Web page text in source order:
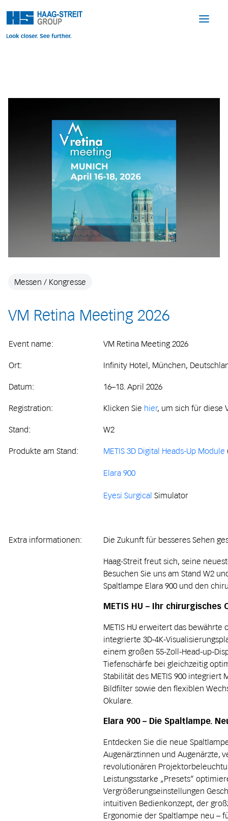
Messen / Kongresse
VM Retina Meeting 2026
Event name: VM Retina Meeting 2026
Ort: Infinity Hotel, München,
Datum: 16–18. April 2026
Registration: Klicken Sie hier, um sich für diese
Stand: W2
Produkte am Stand: METIS 3D Digital Heads-Up Module
Elara 900
Eyesi Surgical Simulator
Extra informationen: Die Zukunft für besseres Sehen
Haag-Streit freut sich, seine
Besuchen Sie uns am Stand W2
Spaltlampe Elara 900 und den
METIS HU – Ihr chirurgisches
METIS HU erweitert das bewährte
integrierte 3D-4K-
einem großen 55-Zoll-Head-up-
Tiefenschärfe bei gleichzeitig
Stabilität des METIS 900 integriert
Bildfilter sowie den flexiblen
Okulare.
Elara 900 – Die Spaltlampe.
Entdecken Sie die neue
Augenärztinnen und Augenärzte,
revolutionären
Leistungsstarke „Presets“
Vergrößerungseinstellungen
intuitiven Bedienkonzept, der
Ergonomie der Spaltlampe neu –